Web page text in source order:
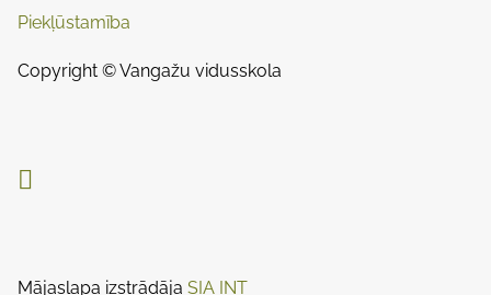
g
a
o
Piekļūstamība
Copyright © Vangažu vidusskola

Mājaslapa izstrādāja SIA INT